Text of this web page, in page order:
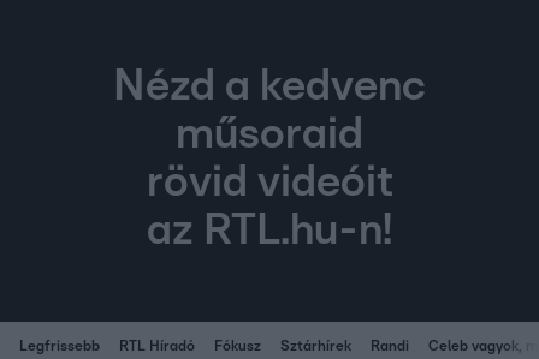
Nézd a kedvenc
műsoraid
rövid videóit
az RTL.hu-n!
Legfrissebb RTL Híradó Fókusz Sztárhírek Randi Celeb vagyok,